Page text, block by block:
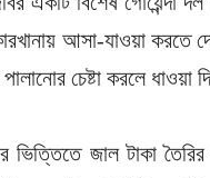
আসা-যাওয়া করতে
চেষ্টা করলে
ভিত্তিতে জাল টাকা